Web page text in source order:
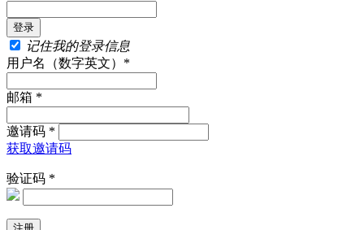
记住我的登录信息
用户名（数字英文）*
邮箱 *
邀请码 *
获取邀请码
验证码 *